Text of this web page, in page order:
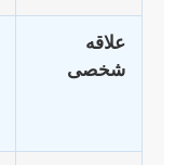
علاقه
شخصی